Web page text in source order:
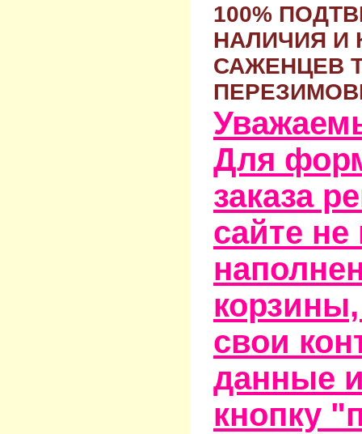
100%
НАЛИЧИЯ И
САЖЕНЦЕВ
Для
заказа
сайте
свои
данные
кнопку